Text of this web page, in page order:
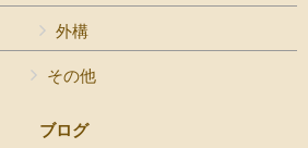
外構
その他
ブログ